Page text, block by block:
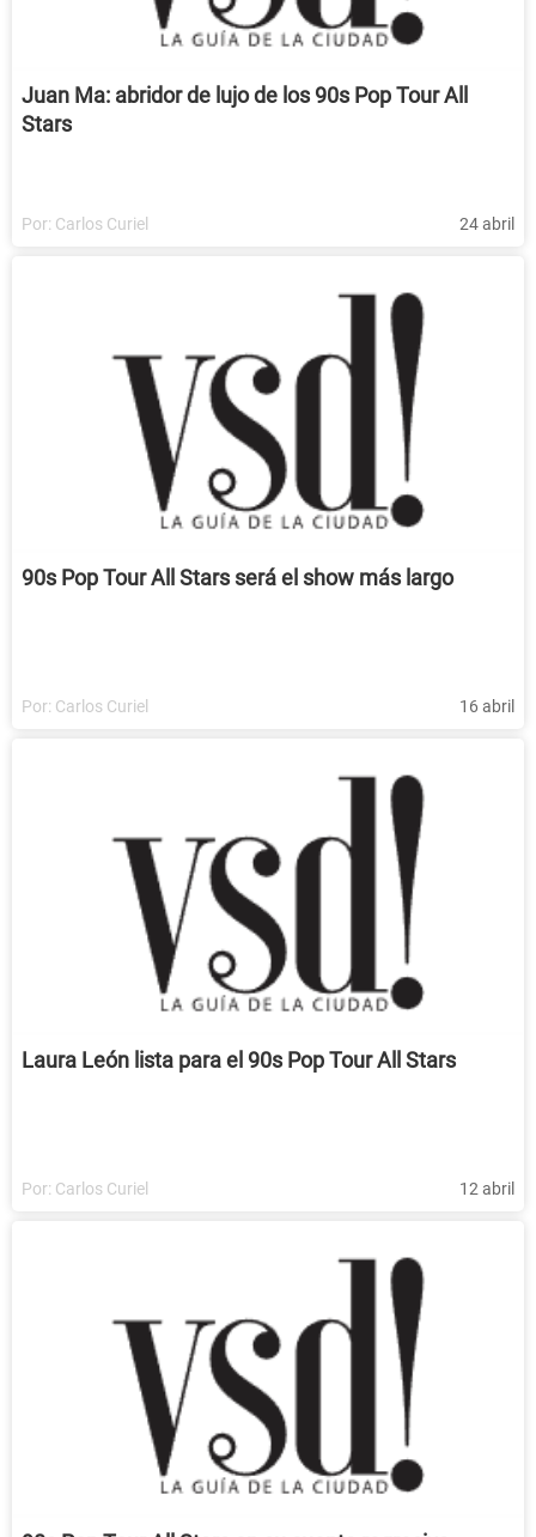
Juan Ma: abridor de lujo de los 90s Pop Tour All
Stars
Por: Carlos Curiel 24 abril
90s Pop Tour All Stars será el show más largo
Por: Carlos Curiel 16 abril
Laura León lista para el 90s Pop Tour All Stars
Por: Carlos Curiel 12 abril